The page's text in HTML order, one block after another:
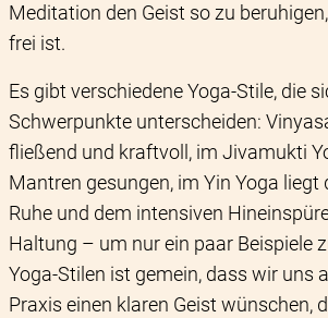
Meditation den Geist so zu
frei ist.
Es gibt verschiedene Yoga-Stile, die
Schwerpunkte unterscheiden:
fließend und kraftvoll, im Jivamukti
Mantren gesungen, im Yin Yoga liegt
Ruhe und dem intensiven
Haltung – um nur ein paar Beispiele
Yoga-Stilen ist gemein, dass wir uns
Praxis einen klaren Geist wünschen,